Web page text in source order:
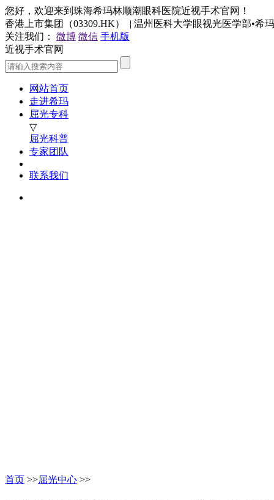
您好，欢迎来到珠海希玛林顺潮眼科医院近视手术官网！
香港上市集团（03309.HK） | 温州医科大学眼视光医学部•希
关注我们：
微博 微信 手机版
近视手术官网
网站首页
走进希玛
屈光专科
▽
屈光科普
专家团队
联系我们
首页 >>屈光中心 >>